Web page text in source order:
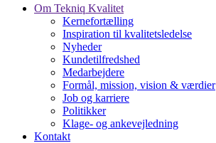
Om Tekniq Kvalitet
Kernefortælling
Inspiration til kvalitetsledelse
Nyheder
Kundetilfredshed
Medarbejdere
Formål, mission, vision & værdier
Job og karriere
Politikker
Klage- og ankevejledning
Kontakt